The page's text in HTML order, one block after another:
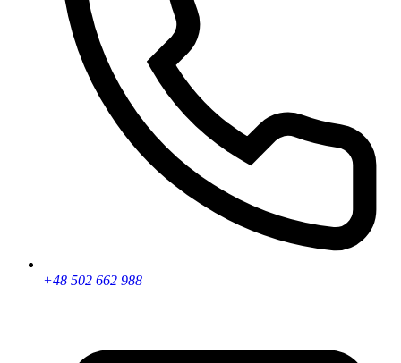
+48 502 662 988